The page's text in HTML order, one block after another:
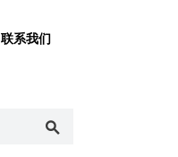
联系我们